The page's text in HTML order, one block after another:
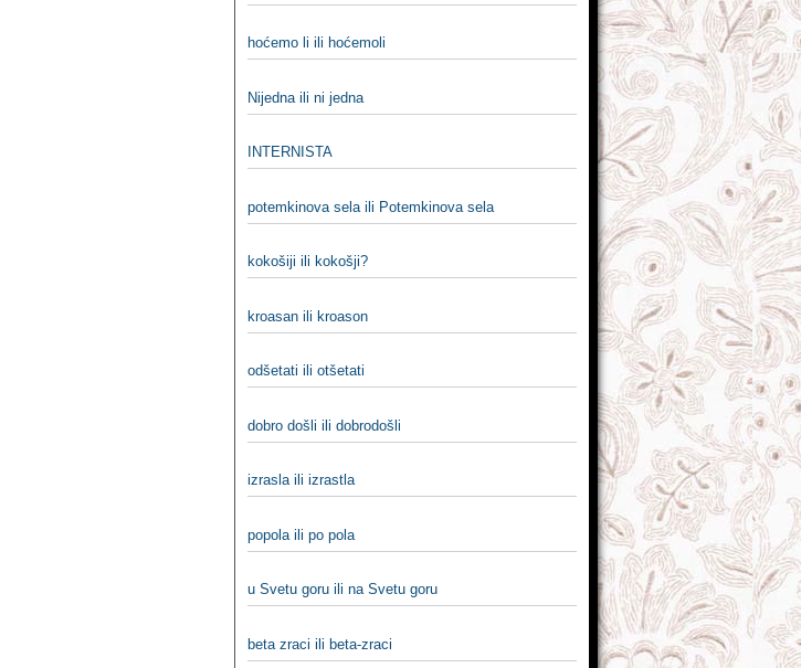
hoćemo li ili hoćemoli
Nijedna ili ni jedna
INTERNISTA
potemkinova sela ili Potemkinova sela
kokošiji ili kokošji?
kroasan ili kroason
odšetati ili otšetati
dobro došli ili dobrodošli
izrasla ili izrastla
popola ili po pola
u Svetu goru ili na Svetu goru
beta zraci ili beta-zraci